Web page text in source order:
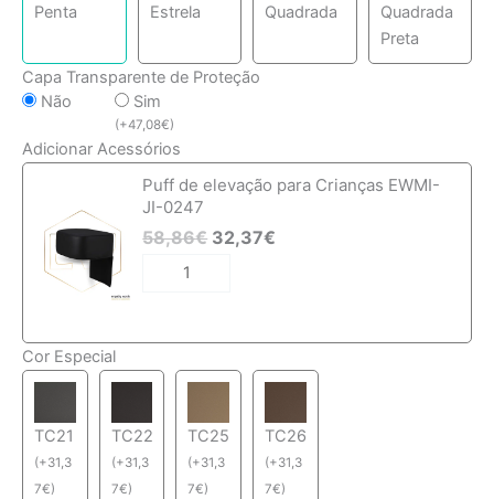
Penta Estrela Quadrada
Quadrada
Preta
Capa Transparente de Proteção
Não
Sim
(+47,08€)
Adicionar Acessórios
Puff de elevação para Crianças EWMI-
JI-0247
58,86€ 32,37€
Quantidade
de
Cadeira
de
Cabeleireiro
EWTK-
Cor Especial
TC21
(+31,3
7€)
TC22
(+31,3
7€)
TC25
(+31,3
7€)
TC26
(+31,3
7€)